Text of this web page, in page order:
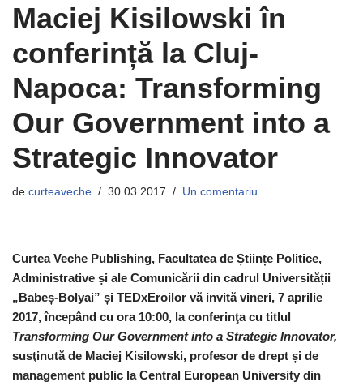
Maciej Kisilowski în
conferință la Cluj-
Napoca: Transforming
Our Government into a
Strategic Innovator
de curteaveche 30.03.2017 Un comentariu
Curtea Veche Publishing, Facultatea de Științe Politice,
Administrative și ale Comunicării din cadrul Universității
„Babeș-Bolyai” și TEDxEroilor vă invită vineri, 7 aprilie
2017, începând cu ora 10:00, la conferinţa cu titlul
Transforming Our Government into a Strategic Innovator,
susţinută de Maciej Kisilowski, profesor de drept și de
management public la Central European University din